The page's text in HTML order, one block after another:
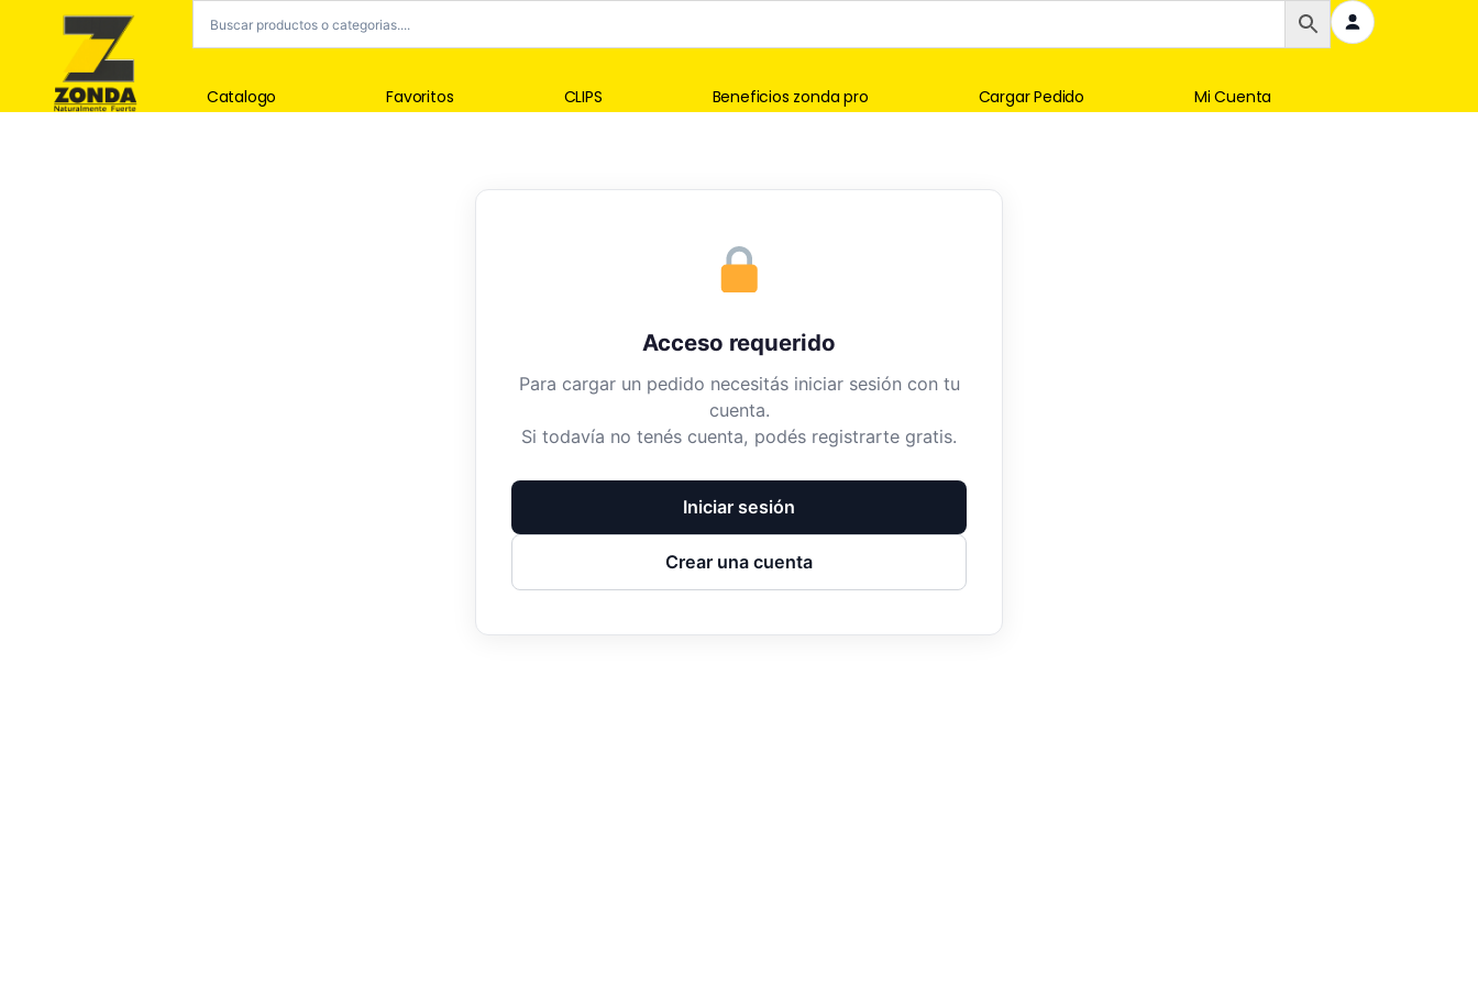
Catalogo Favoritos CLIPS Beneficios zonda pro Cargar Pedido Mi Cuenta
Acceso requerido
Para cargar un pedido necesitás iniciar sesión con tu
cuenta.
Si todavía no tenés cuenta, podés registrarte gratis.
Iniciar sesión
Crear una cuenta